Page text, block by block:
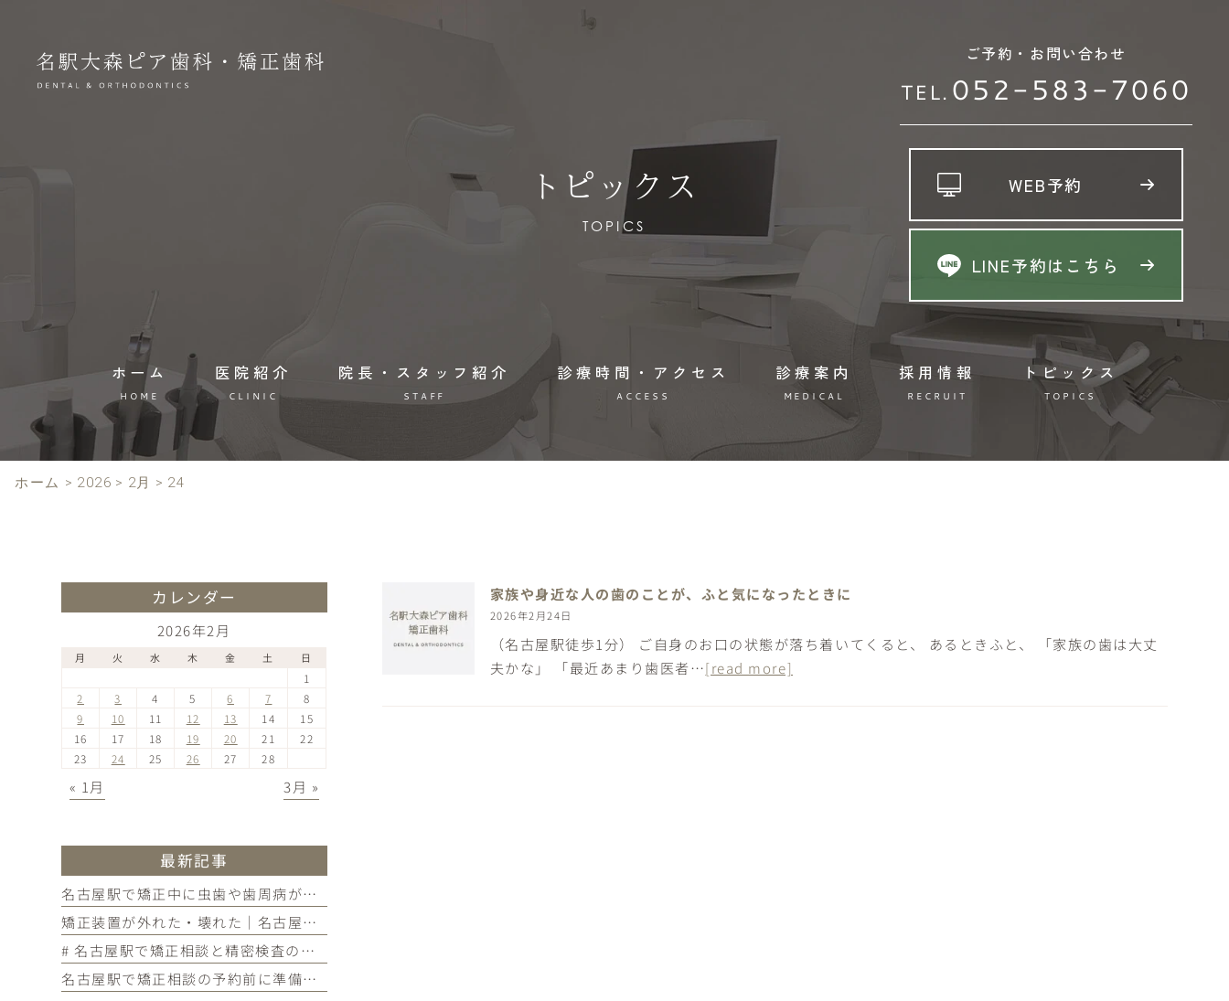
トピックス
TOPICS
ホーム
HOME
医院紹介
CLINIC
院長・スタッフ紹介
STAFF
診療時間・アクセス
ACCESS
診療案内
MEDICAL
採用情報
RECRUIT
トピックス
TOPICS
ご予約・お問い合わせ
TEL. 052-583-7060
WEB予約
LINE予約はこちら
ホーム > 2026 > 2月 > 24
家族や身近な人の歯のことが、ふと気になったときに
2026年2月24日
（名古屋駅徒歩1分） ご自身のお口の状態が落ち着いてくると、 あるときふと、 「家族の歯は大丈
夫かな」 「最近あまり歯医者…[read more]
カレンダー
2026年2月
月 火 水 木 金 土 日
1
2
3 4 5 6 7
8
9
10 11 12 13 14
15
16
17 18 19 20 21
22
23
24 25 26 27 28
« 1月 3月 »
最新記事
名古屋駅で矯正中に虫歯や歯周病が見つかったらどうする？治療の進め方と予防を解説
矯正装置が外れた・壊れた｜名古屋駅の矯正歯科が教えるトラブル別の対処法
# 名古屋駅で矯正相談と精密検査の違いが気になる方へ｜各ステップでわかることを歯科医師が解説
名古屋駅で矯正相談の予約前に準備しておきたいこと｜チェックリストつきで初めての方に解説